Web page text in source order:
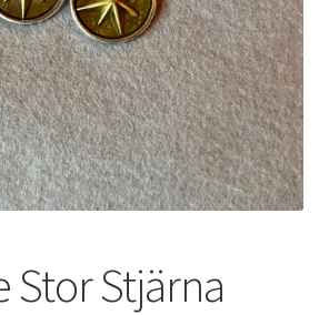
Stor Stjärna